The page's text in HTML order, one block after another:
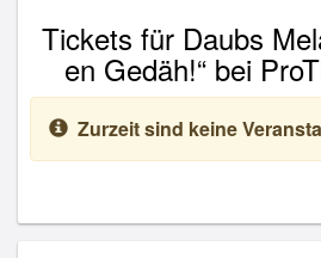
Tickets für Daubs
en Gedäh!“ bei
Zurzeit sind keine